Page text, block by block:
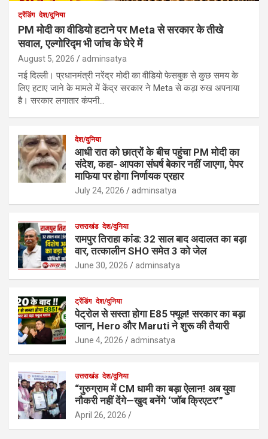
ट्रेंडिंग देश/दुनिया
PM मोदी का वीडियो हटाने पर Meta से सरकार के तीखे
सवाल, एल्गोरिद्म भी जांच के घेरे में
August 5, 2026 adminsatya
नई दिल्ली। प्रधानमंत्री नरेंद्र मोदी का वीडियो फेसबुक से कुछ समय के
लिए हटाए जाने के मामले में केंद्र सरकार ने Meta से कड़ा रुख अपनाया
है। सरकार लगातार कंपनी…
देश/दुनिया
आधी रात को छात्रों के बीच पहुंचा PM मोदी का
संदेश, कहा- आपका संघर्ष बेकार नहीं जाएगा, पेपर
माफिया पर होगा निर्णायक प्रहार
July 24, 2026 adminsatya
उत्तराखंड देश/दुनिया
रामपुर तिराहा कांड: 32 साल बाद अदालत का बड़ा
वार, तत्कालीन SHO समेत 3 को जेल
June 30, 2026 adminsatya
ट्रेंडिंग देश/दुनिया
पेट्रोल से सस्ता होगा E85 फ्यूल! सरकार का बड़ा
प्लान, Hero और Maruti ने शुरू की तैयारी
June 4, 2026 adminsatya
उत्तराखंड देश/दुनिया
“गुरुग्राम में CM धामी का बड़ा ऐलान! अब युवा
नौकरी नहीं देंगे—खुद बनेंगे ‘जॉब क्रिएटर’”
April 26, 2026